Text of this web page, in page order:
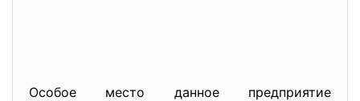
Особое место данное предприятие